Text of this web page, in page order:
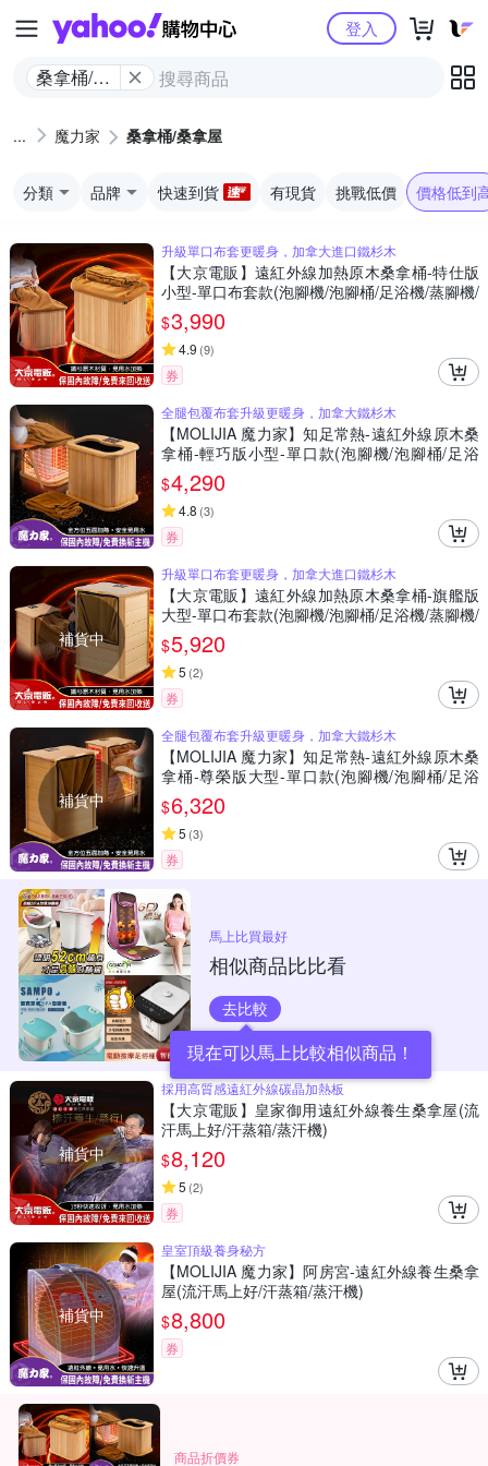
Yahoo購物中心
桑拿桶/桑
登入
魔力家 桑拿桶/桑拿屋
分類 品牌 快速到貨 有現貨 挑戰低價 價格低到
升級單口布套更暖身，加拿大進口鐵杉木
【大京電販】遠紅外線加熱原木桑拿桶-特仕版
小型-單口布套款(泡腳機/泡腳桶/足浴機/蒸腳機/
烘腳機/暖腳機)
$3,990
4.9 (9)
券
全腿包覆布套升級更暖身，加拿大鐵杉木
【MOLIJIA 魔力家】知足常熱-遠紅外線原木桑
拿桶-輕巧版小型-單口款(泡腳機/泡腳桶/足浴
機/蒸腳機/烘腳機/暖腳機)
$4,290
4.8 (3)
券
補貨中
升級單口布套更暖身，加拿大進口鐵杉木
【大京電販】遠紅外線加熱原木桑拿桶-旗艦版
大型-單口布套款(泡腳機/泡腳桶/足浴機/蒸腳機/
烘腳機/暖腳機)
$5,920
5 (2)
券
補貨中
全腿包覆布套升級更暖身，加拿大鐵杉木
【MOLIJIA 魔力家】知足常熱-遠紅外線原木桑
拿桶-尊榮版大型-單口款(泡腳機/泡腳桶/足浴
機/蒸腳機/烘腳機/暖腳機)
$6,320
5 (3)
券
馬上比買最好
相似商品比比看
去比較
現在可以馬上比較相似商品！
補貨中
採用高質感遠紅外線碳晶加熱板
【大京電販】皇家御用遠紅外線養生桑拿屋(流
汗馬上好/汗蒸箱/蒸汗機)
$8,120
5 (2)
券
補貨中
皇室頂級養身秘方
【MOLIJIA 魔力家】阿房宮-遠紅外線養生桑拿
屋(流汗馬上好/汗蒸箱/蒸汗機)
$8,800
券
商品折價券